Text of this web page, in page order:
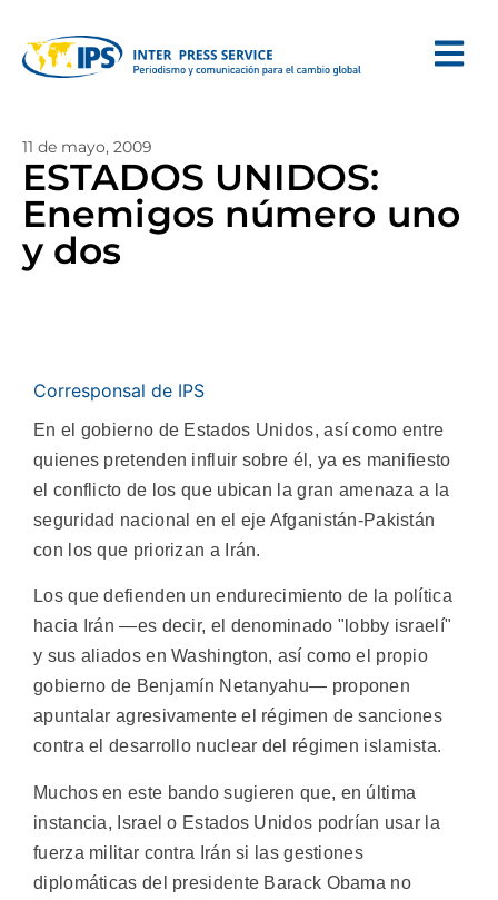
11 de mayo, 2009
ESTADOS UNIDOS:
Enemigos número uno
y dos
Corresponsal de IPS
En el gobierno de Estados Unidos, así como entre
quienes pretenden influir sobre él, ya es manifiesto
el conflicto de los que ubican la gran amenaza a la
seguridad nacional en el eje Afganistán-Pakistán
con los que priorizan a Irán.
Los que defienden un endurecimiento de la política
hacia Irán —es decir, el denominado "lobby israelí"
y sus aliados en Washington, así como el propio
gobierno de Benjamín Netanyahu— proponen
apuntalar agresivamente el régimen de sanciones
contra el desarrollo nuclear del régimen islamista.
Muchos en este bando sugieren que, en última
instancia, Israel o Estados Unidos podrían usar la
fuerza militar contra Irán si las gestiones
diplomáticas del presidente Barack Obama no